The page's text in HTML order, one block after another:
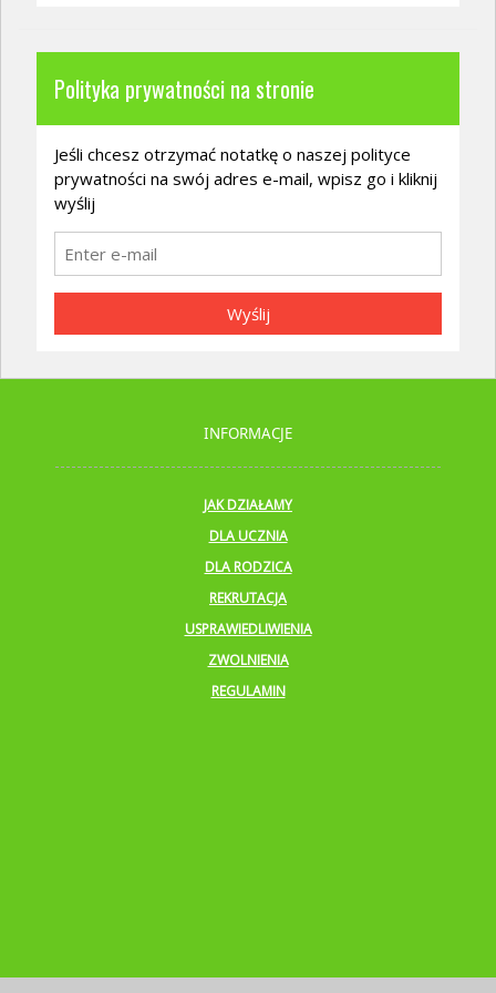
Polityka prywatności na stronie
Jeśli chcesz otrzymać notatkę o naszej polityce
prywatności na swój adres e-mail, wpisz go i kliknij
wyślij
Wyślij
INFORMACJE
JAK DZIAŁAMY
DLA UCZNIA
DLA RODZICA
REKRUTACJA
USPRAWIEDLIWIENIA
ZWOLNIENIA
REGULAMIN